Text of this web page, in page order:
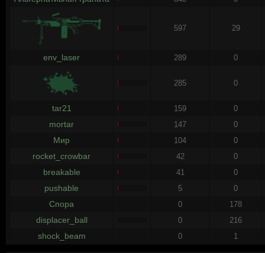
597 29
env_laser 289 0
285 0
tar21 159 0
mortar 147 0
Мир 104 0
rocket_crowbar 42 0
breakable 41 0
pushable 5 0
Спора 0 178
displacer_ball 0 216
shock_beam 0 1